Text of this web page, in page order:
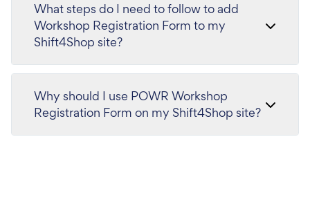
What steps do I need to follow to add
Workshop Registration Form to my
Shift4Shop site?
Why should I use POWR Workshop
Registration Form on my Shift4Shop site?